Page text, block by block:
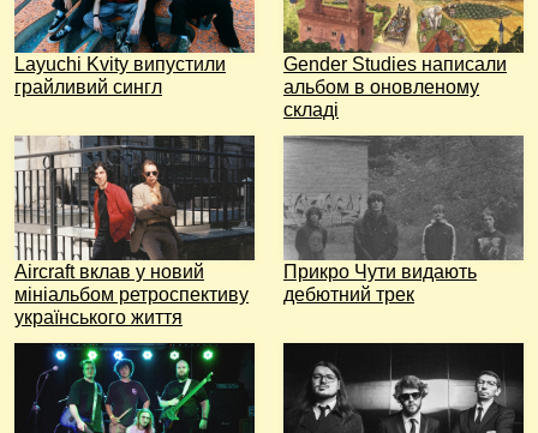
Layuchi Kvity випустили
грайливий сингл
Gender Studies написали
альбом в оновленому
складі
Aircraft вклав у новий
мініальбом ретроспективу
українського життя
Прикро Чути видають
дебютний трек